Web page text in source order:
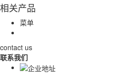
相关产品
菜单
contact us
联系我们